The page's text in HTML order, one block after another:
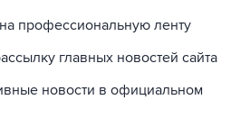
профессиональную ленту
главных новостей сайта
новости в официальном